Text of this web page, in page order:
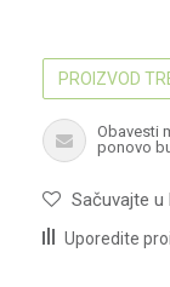
PROIZVOD
Obavesti
ponovo
Sačuvajte u
Uporedite